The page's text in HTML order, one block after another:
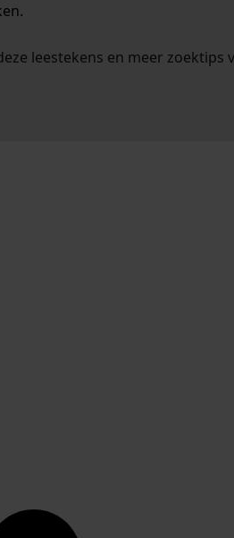
leestekens en meer zoektips